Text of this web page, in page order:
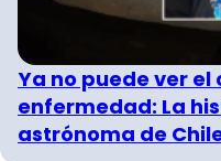
Ya no puede ver el
enfermedad: La
astrónoma de